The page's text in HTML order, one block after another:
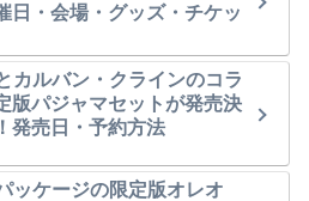
日・会場・グッズ・チケッ
カルバン・クラインのコラ
版パジャマセットが発売決
発売日・予約方法
ッケージの限定版オレオ